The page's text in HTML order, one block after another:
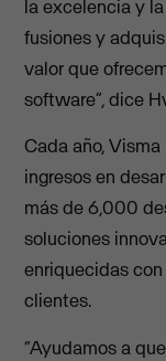
la excelencia y
fusiones y
valor que
software”, dice
Cada año,
ingresos en
más de 6,000
soluciones
enriquecidas
clientes.
“Ayudamos a